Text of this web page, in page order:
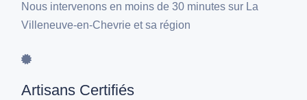
Nous intervenons en moins de 30 minutes sur La
Villeneuve-en-Chevrie et sa région
Artisans Certifiés